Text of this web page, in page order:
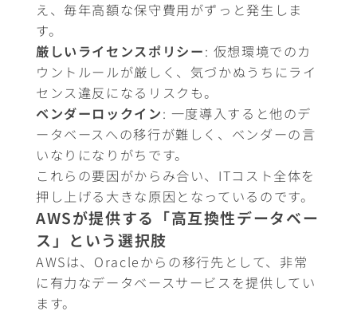
え、毎年高額な保守費用がずっと発生しま
す。
厳しいライセンスポリシー: 仮想環境でのカ
ウントルールが厳しく、気づかぬうちにライ
センス違反になるリスクも。
ベンダーロックイン: 一度導入すると他のデ
ータベースへの移行が難しく、ベンダーの言
いなりになりがちです。
これらの要因がからみ合い、ITコスト全体を
押し上げる大きな原因となっているのです。
AWSが提供する「高互換性データベー
ス」という選択肢
AWSは、Oracleからの移行先として、非常
に有力なデータベースサービスを提供してい
ます。